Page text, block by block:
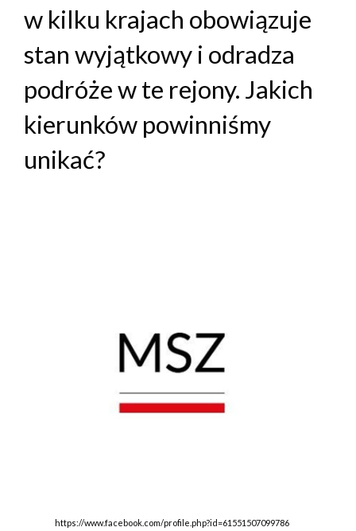
w kilku krajach obowiązuje
stan wyjątkowy i odradza
podróże w te rejony. Jakich
kierunków powinniśmy
unikać?
https://www.facebook.com/profile.php?id=61551507099786